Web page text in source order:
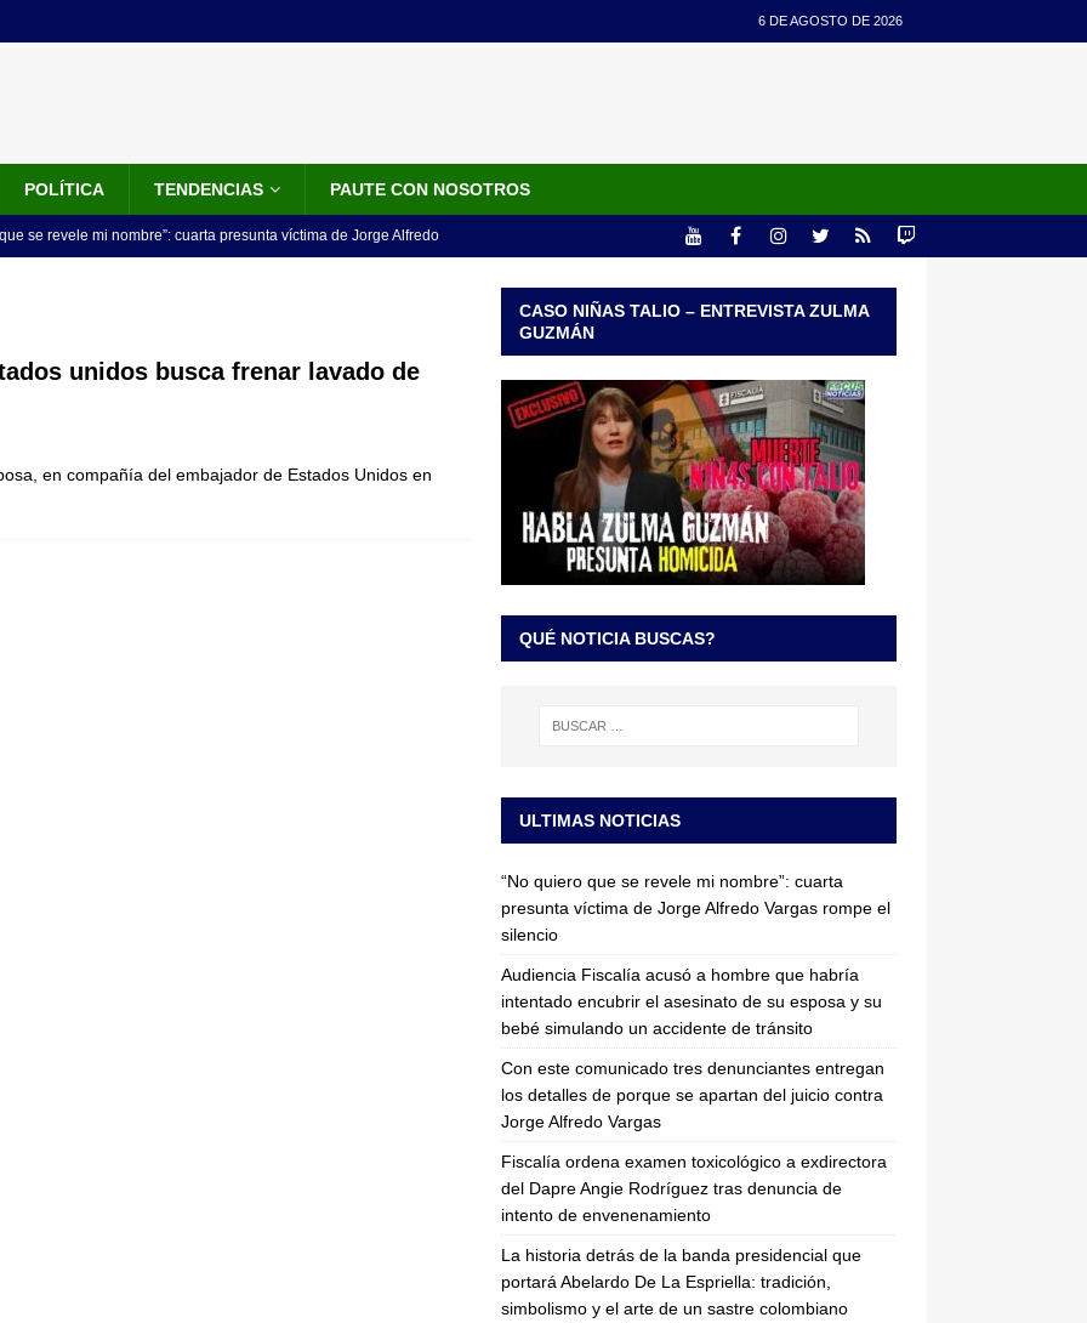
6 DE AGOSTO DE 2026
POLÍTICA TENDENCIAS PAUTE CON NOSOTROS
se revele mi nombre”: cuarta presunta víctima de Jorge Alfredo
acusó a hombre que habría intentado encubrir el asesinato
accidente de tránsito JUDICIALES
Vargas
examen toxicológico a exdirectora del Dapre Angie Rodríguez
unidos busca frenar lavado de
en compañía del embajador de Estados Unidos en
CASO NIÑAS TALIO – ENTREVISTA ZULMA
GUZMÁN
QUÉ NOTICIA BUSCAS?
ULTIMAS NOTICIAS
“No quiero que se revele mi nombre”: cuarta
presunta víctima de Jorge Alfredo Vargas rompe el
silencio
Audiencia Fiscalía acusó a hombre que habría
intentado encubrir el asesinato de su esposa y su
bebé simulando un accidente de tránsito
Con este comunicado tres denunciantes entregan
los detalles de porque se apartan del juicio contra
Jorge Alfredo Vargas
Fiscalía ordena examen toxicológico a exdirectora
del Dapre Angie Rodríguez tras denuncia de
intento de envenenamiento
La historia detrás de la banda presidencial que
portará Abelardo De La Espriella: tradición,
simbolismo y el arte de un sastre colombiano